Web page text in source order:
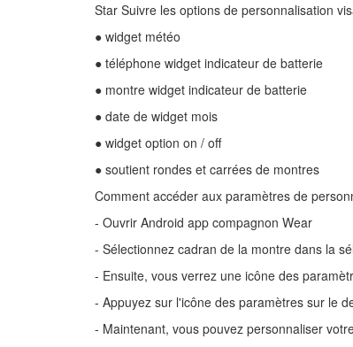
Star Suivre les options de personnalisation
● widget météo
● téléphone widget indicateur de batterie
● montre widget indicateur de batterie
● date de widget mois
● widget option on / off
● soutient rondes et carrées de montres
Comment accéder aux paramètres de
- Ouvrir Android app compagnon Wear
- Sélectionnez cadran de la montre dans la
- Ensuite, vous verrez une icône des
- Appuyez sur l'icône des paramètres sur le
- Maintenant, vous pouvez personnaliser